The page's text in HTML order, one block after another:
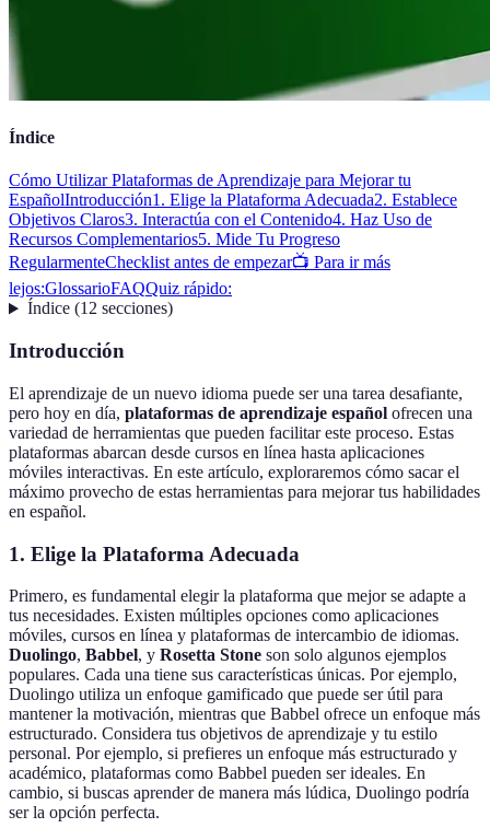
Índice
Cómo Utilizar Plataformas de Aprendizaje para Mejorar tu
EspañolIntroducción1. Elige la Plataforma Adecuada2. Establece
Objetivos Claros3. Interactúa con el Contenido4. Haz Uso de
Recursos Complementarios5. Mide Tu Progreso
RegularmenteChecklist antes de empezar📺 Para ir más
lejos:GlossarioFAQQuiz rápido:
Índice(12 secciones)
Introducción
El aprendizaje de un nuevo idioma puede ser una tarea desafiante,
pero hoy en día, plataformas de aprendizaje español ofrecen una
variedad de herramientas que pueden facilitar este proceso. Estas
plataformas abarcan desde cursos en línea hasta aplicaciones
móviles interactivas. En este artículo, exploraremos cómo sacar el
máximo provecho de estas herramientas para mejorar tus habilidades
en español.
1. Elige la Plataforma Adecuada
Primero, es fundamental elegir la plataforma que mejor se adapte a
tus necesidades. Existen múltiples opciones como aplicaciones
móviles, cursos en línea y plataformas de intercambio de idiomas.
Duolingo, Babbel, y Rosetta Stone son solo algunos ejemplos
populares. Cada una tiene sus características únicas. Por ejemplo,
Duolingo utiliza un enfoque gamificado que puede ser útil para
mantener la motivación, mientras que Babbel ofrece un enfoque más
estructurado. Considera tus objetivos de aprendizaje y tu estilo
personal. Por ejemplo, si prefieres un enfoque más estructurado y
académico, plataformas como Babbel pueden ser ideales. En
cambio, si buscas aprender de manera más lúdica, Duolingo podría
ser la opción perfecta.